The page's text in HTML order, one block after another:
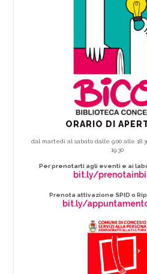
ORARIO DI
dal martedì al sabato dalle 9.00 alle
19.30
Per prenotarti agli eventi e ai
bit.ly/
Prenota attivazione SPID o
bit.ly/